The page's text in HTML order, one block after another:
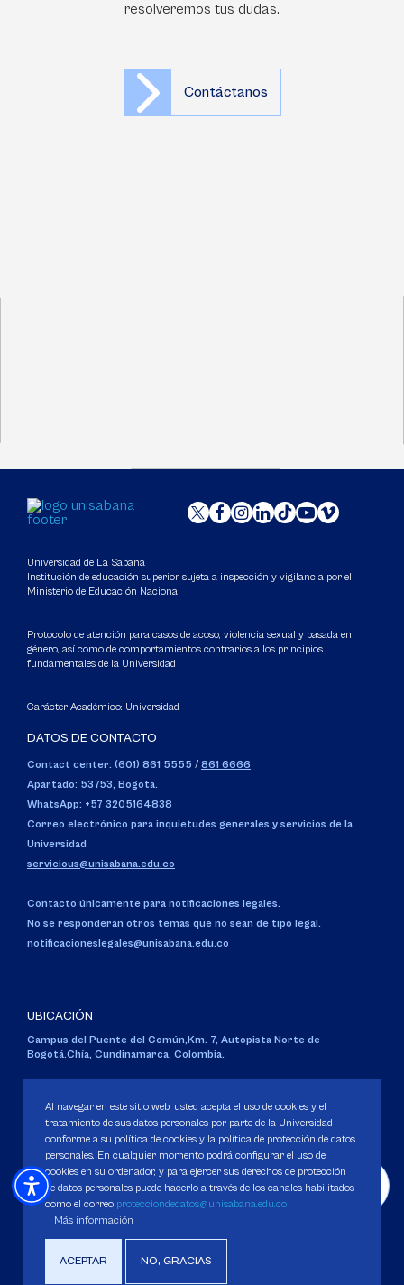
resolveremos tus dudas.
Contáctanos
Universidad de La Sabana
Institución de educación superior sujeta a inspección y vigilancia por el
Ministerio de Educación Nacional
Protocolo de atención para casos de acoso, violencia sexual y basada en
género, así como de comportamientos contrarios a los principios
fundamentales de la Universidad
Carácter Académico: Universidad
DATOS DE CONTACTO
Contact center: (601) 861 5555 / 861 6666
Apartado: 53753, Bogotá.
WhatsApp: +57 3205164838
Correo electrónico para inquietudes generales y servicios de la
Universidad
servicious@unisabana.edu.co
Contacto únicamente para notificaciones legales.
No se responderán otros temas que no sean de tipo legal.
notificacioneslegales@unisabana.edu.co
UBICACIÓN
Campus del Puente del Común,Km. 7, Autopista Norte de
Bogotá.Chía, Cundinamarca, Colombia.
Personería Jurídica:Resolución 130 del 14 de enero de 1980.
Ministerio de Educación Nacional.
Política de Protección de datos
Derechos Pecuniarios
Al navegar en este sitio web, usted acepta el uso de cookies y el
tratamiento de sus datos personales por parte de la Universidad
conforme a su política de cookies y la política de protección de datos
personales. En cualquier momento podrá configurar el uso de
cookies en su ordenador, y para ejercer sus derechos de protección
de datos personales puede hacerlo a través de los canales habilitados
como el correo protecciondedatos@unisabana.edu.co
Más información
ACEPTAR NO, GRACIAS